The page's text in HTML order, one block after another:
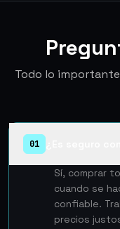
Todo lo
01
Sí, comprar
cuando se
confiable.
precios